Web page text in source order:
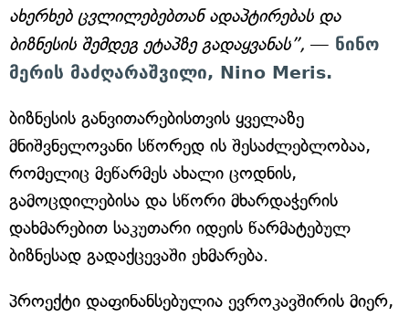
ახერხებ ცვლილებებთან ადაპტირებას და
ბიზნესის შემდეგ ეტაპზე გადაყვანას”, — ნინო
მერის მაძღარაშვილი, Nino Meris.
ბიზნესის განვითარებისთვის ყველაზე
მნიშვნელოვანი სწორედ ის შესაძლებლობაა,
რომელიც მეწარმეს ახალი ცოდნის,
გამოცდილებისა და სწორი მხარდაჭერის
დახმარებით საკუთარი იდეის წარმატებულ
ბიზნესად გადაქცევაში ეხმარება.
პროექტი დაფინანსებულია ევროკავშირის მიერ,